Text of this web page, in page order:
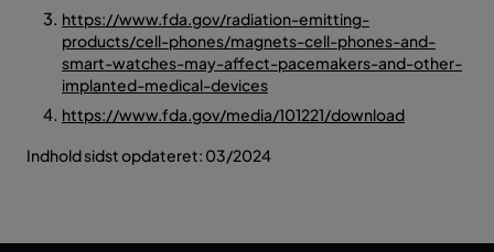
https://www.fda.gov/radiation-emitting-
products/cell-phones/magnets-cell-phones-and-
smart-watches-may-affect-pacemakers-and-other-
implanted-medical-devices
https://www.fda.gov/media/101221/download
Indhold sidst opdateret: 03/2024